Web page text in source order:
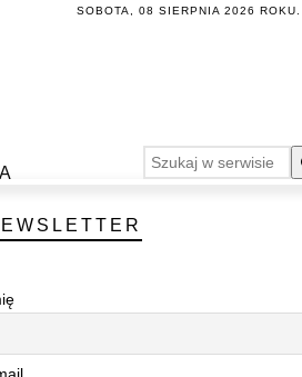
SOBOTA, 08 SIERPNIA 2026 ROKU.